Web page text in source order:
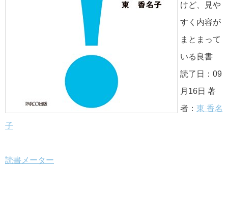
けど、見や
すく内容が
まとまって
いる良書
読了日：09
月16日 著
者： 東 香名
子
読書メーター